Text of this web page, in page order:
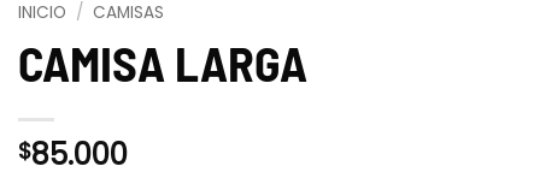
INICIO / CAMISAS
CAMISA LARGA
$85.000